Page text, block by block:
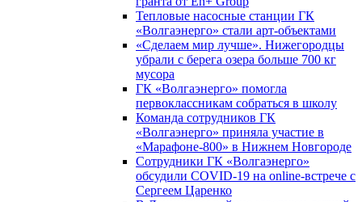
Тепловые насосные станции ГК
«Волгаэнерго» стали арт-объектами
«Сделаем мир лучше». Нижегородцы
убрали с берега озера больше 700 кг
мусора
ГК «Волгаэнерго» помогла
первоклассникам собраться в школу
Команда сотрудников ГК
«Волгаэнерго» приняла участие в
«Марафоне-800» в Нижнем Новгороде
Сотрудники ГК «Волгаэнерго»
обсудили COVID-19 на online-встрече с
Сергеем Царенко